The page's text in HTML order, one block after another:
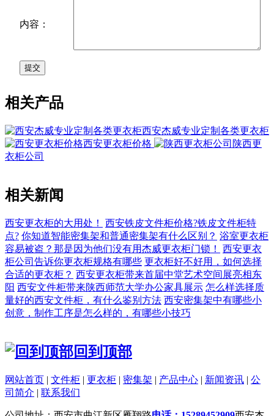
内容：
相关产品
西安杰威专业定制各类更衣柜
西安更衣柜价格
陕西更
衣柜公司
相关新闻
西安更衣柜的大用处！
西安铁皮文件柜价格?铁皮文件柜特
点? 你知道智能密集架和普通密集架有什么区别？ 浴室更衣柜
容易被盗？那是因为他们没有用杰威更衣柜门锁！
西安更衣
柜公司告诉你更衣柜规格有哪些 更衣柜好不好用，如何选择
合适的更衣柜？ 西安更衣柜带来首届中堂艺术空间展亮相东
阳 西安文件柜带来陕西师范大学办公家具展示 怎么样选择质
量好的西安文件柜，有什么鉴别方法 西安密集架中有哪些小
创意，制作工序是怎么样的，有哪些小技巧
回到顶部
网站首页 | 文件柜 | 更衣柜 | 密集架 | 产品中心 | 新闻资讯 | 公
司简介 | 联系我们